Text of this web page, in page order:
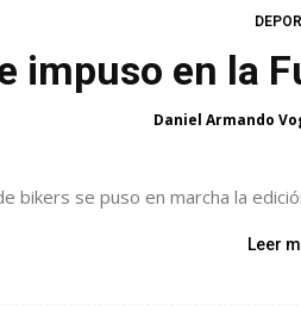
impuso en la
Daniel Armando
bikers se puso en marcha la
Leer